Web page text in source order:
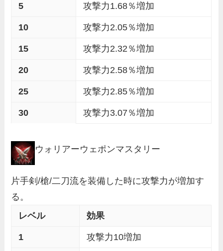
5 攻撃力1.68％増加
10 攻撃力2.05％増加
15 攻撃力2.32％増加
20 攻撃力2.58％増加
25 攻撃力2.85％増加
30 攻撃力3.07％増加
ウォリアーウェポンマスタリー
片手剣/槍/二刀流を装備した時に攻撃力が増加す
る。
レベル
効果
1 攻撃力10増加